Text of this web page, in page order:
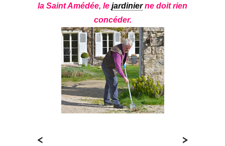
la Saint Amédée, le jardinierne doit rien
concéder.
< >